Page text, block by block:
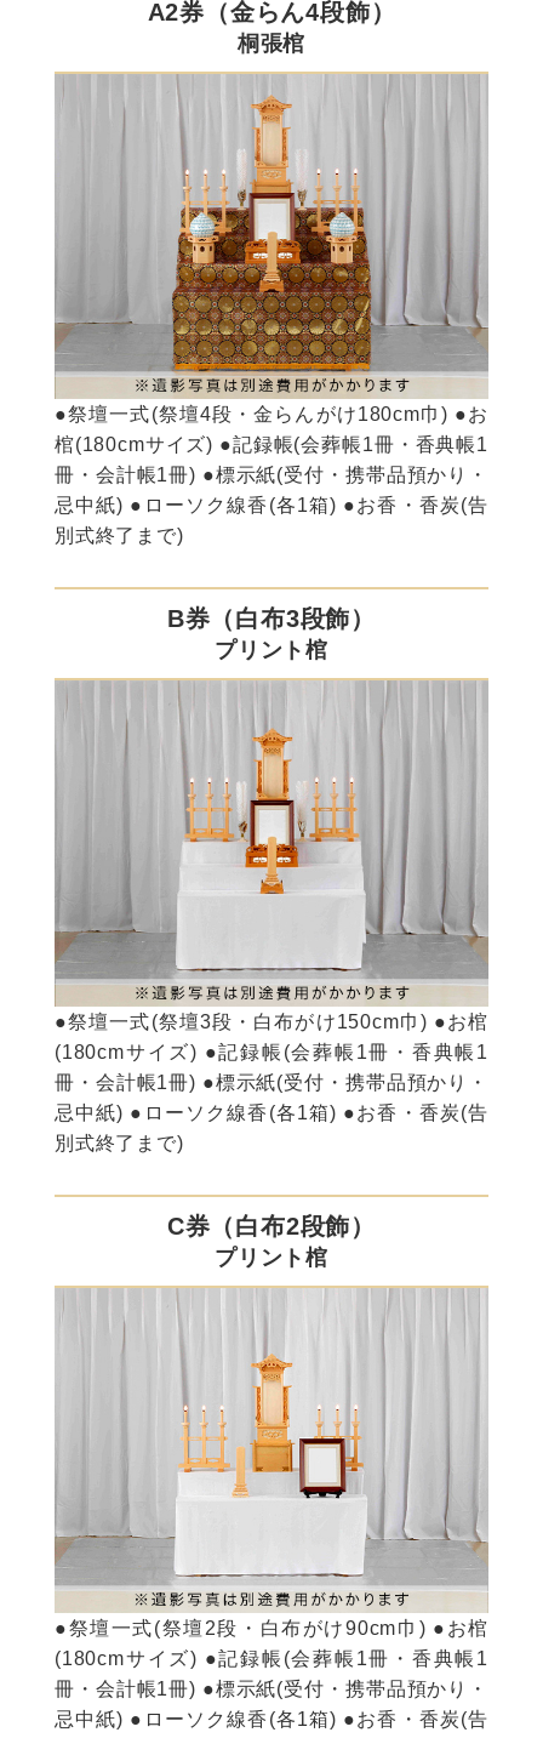
A2券（金らん4段飾）
桐張棺
●祭壇一式(祭壇4段・金らんがけ180cm巾) ●お
棺(180cmサイズ) ●記録帳(会葬帳1冊・香典帳1
冊・会計帳1冊) ●標示紙(受付・携帯品預かり・
忌中紙) ●ローソク線香(各1箱) ●お香・香炭(告
別式終了まで)
B券（白布3段飾）
プリント棺
●祭壇一式(祭壇3段・白布がけ150cm巾) ●お棺
(180cmサイズ) ●記録帳(会葬帳1冊・香典帳1
冊・会計帳1冊) ●標示紙(受付・携帯品預かり・
忌中紙) ●ローソク線香(各1箱) ●お香・香炭(告
別式終了まで)
C券（白布2段飾）
プリント棺
●祭壇一式(祭壇2段・白布がけ90cm巾) ●お棺
(180cmサイズ) ●記録帳(会葬帳1冊・香典帳1
冊・会計帳1冊) ●標示紙(受付・携帯品預かり・
忌中紙) ●ローソク線香(各1箱) ●お香・香炭(告